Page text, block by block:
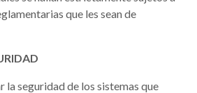
que les sean de
seguridad de los sistemas que